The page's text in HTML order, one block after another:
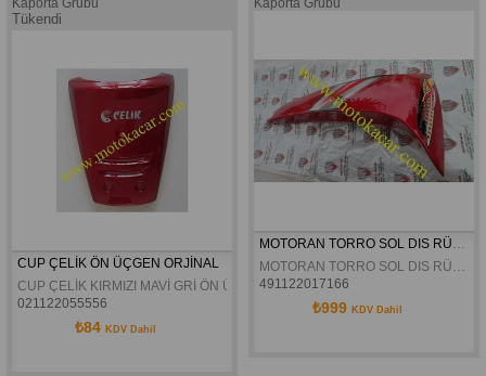
Kaporta Grubu
Tükendi
CUP ÇELİK ÖN ÜÇGEN ORJİNAL
CUP ÇELİK KIRMIZI MAVİ GRİ ÖN ÜÇGEN ORJİNAL
021122055556
₺84 KDV Dahil
Kaporta Grubu
MOTORAN TORRO SOL DIS RÜZGARLIK ORJINAL
MOTORAN TORRO SOL DIS RÜZGARLIK ORJINAL
491122017166
₺999 KDV Dahil